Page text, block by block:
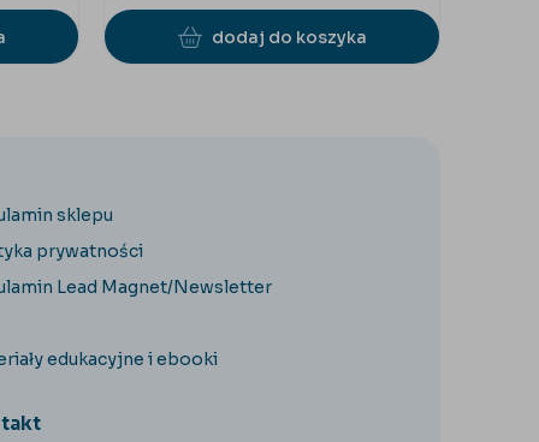
dodaj do koszyka
sklepu
prywatności
Lead Magnet/Newsletter
edukacyjne i ebooki